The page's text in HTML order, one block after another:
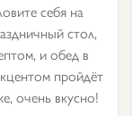
себя на
стол,
и обед в
пройдёт
очень вкусно!